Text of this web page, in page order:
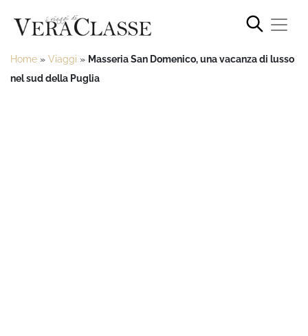
Home » Viaggi » Masseria San Domenico, una vacanza di lusso
nel sud della Puglia